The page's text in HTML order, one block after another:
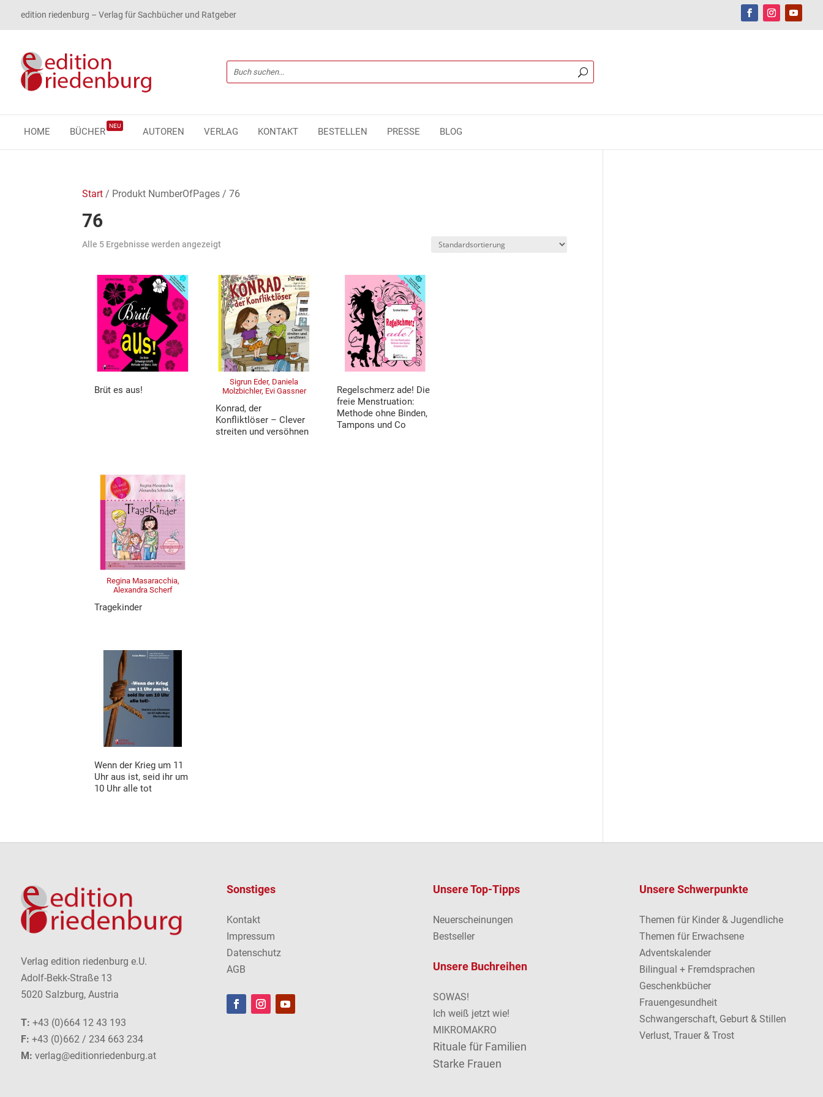
edition riedenburg – Verlag für Sachbücher und Ratgeber
HOME BÜCHER
NEU
AUTOREN VERLAG KONTAKT BESTELLEN PRESSE BLOG
Start / Produkt NumberOfPages / 76
76
Alle 5 Ergebnisse werden angezeigt
Brüt es aus!
Sigrun Eder, Daniela
Molzbichler, Evi Gassner
Konrad, der
Konfliktlöser – Clever
streiten und versöhnen
Regelschmerz ade! Die
freie Menstruation:
Methode ohne Binden,
Tampons und Co
Regina Masaracchia,
Alexandra Scherf
Tragekinder
Wenn der Krieg um 11
Uhr aus ist, seid ihr um
10 Uhr alle tot
Verlag edition riedenburg e.U.
Adolf-Bekk-Straße 13
5020 Salzburg, Austria
T: +43 (0)664 12 43 193
F: +43 (0)662 / 234 663 234
M: verlag@editionriedenburg.at
Sonstiges
Kontakt
Impressum
Datenschutz
AGB
Unsere Top-Tipps
Neuerscheinungen
Bestseller
Unsere Buchreihen
SOWAS!
Ich weiß jetzt wie!
MIKROMAKRO
Rituale für Familien
Starke Frauen
Unsere Schwerpunkte
Themen für Kinder & Jugendliche
Themen für Erwachsene
Adventskalender
Bilingual + Fremdsprachen
Geschenkbücher
Frauengesundheit
Schwangerschaft, Geburt & Stillen
Verlust, Trauer & Trost